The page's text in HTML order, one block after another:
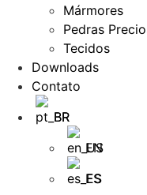
Mármores
Pedras
Tecidos
Downloads
Contato
BR
EN
ES